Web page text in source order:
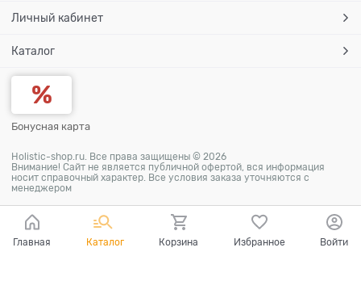
Личный кабинет
Каталог
Бонусная карта
Holistic-shop.ru. Все права защищены © 2026
Внимание! Сайт не является публичной офертой, вся информация
носит справочный характер. Все условия заказа уточняются с
менеджером
Главная Каталог Корзина Избранное Войти